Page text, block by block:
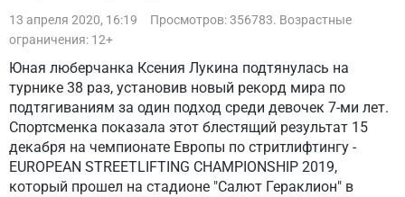
13 апреля 2020, 16:19
Просмотров: 356783. Возрастные
ограничения: 12+
Юная люберчанка Ксения Лукина подтянулась на
турнике 38 раз, установив новый рекорд мира по
подтягиваниям за один подход среди девочек 7-ми лет.
Спортсменка показала этот блестящий результат 15
декабря на чемпионате Европы по стритлифтингу -
EUROPEAN STREETLIFTING CHAMPIONSHIP 2019,
который прошел на стадионе "Салют Гераклион" в